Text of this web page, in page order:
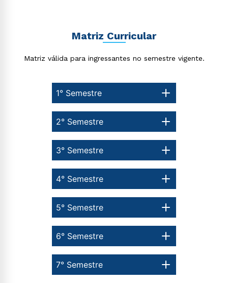
Matriz Curricular
Matriz válida para ingressantes no semestre vigente.
1° Semestre
7° Semestre
6° Semestre
5° Semestre
4° Semestre
3° Semestre
2° Semestre
WhatsApp
ou